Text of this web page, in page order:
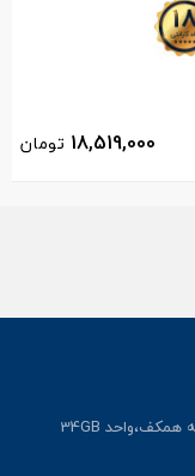
18,519,000 تومان